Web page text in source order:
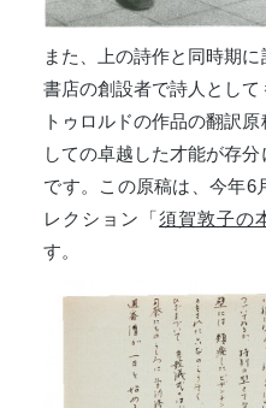
また、上の詩作と同時期
書店の創設者で詩人として
トゥロルドの作品の翻訳
しての卓越した才能が存
です。この原稿は、今年6
レクション「須賀敦子
す。